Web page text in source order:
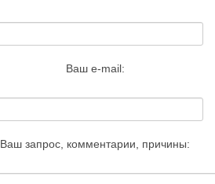
Ваш e-mail:
Ваш запрос, комментарии, причины: